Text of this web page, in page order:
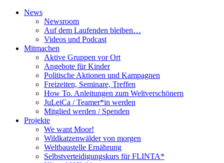
News
Newsroom
Auf dem Laufenden bleiben…
Videos und Podcast
Mitmachen
Aktive Gruppen vor Ort
Angebote für Kinder
Politische Aktionen und Kampagnen
Freizeiten, Seminare, Treffen
How To. Anleitungen zum Weltverschönern
JuLeiCa / Teamer*in werden
Mitglied werden / Spenden
Projekte
We want Moor!
Wildkatzenwälder von morgen
Weltbaustelle Ernährung
Selbstverteidigungskurs für FLINTA*